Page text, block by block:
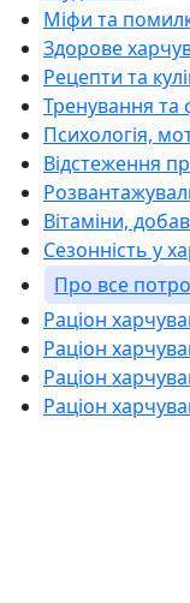
Міфи та
Здорове
Рецепти та
Тренування та
Психологія,
Відстеження
Вітаміни,
Сезонність у
Про все
Раціон
Раціон
Раціон
Раціон